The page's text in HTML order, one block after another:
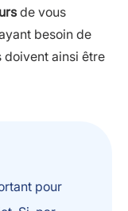
de vous
besoin de
ainsi être
pour